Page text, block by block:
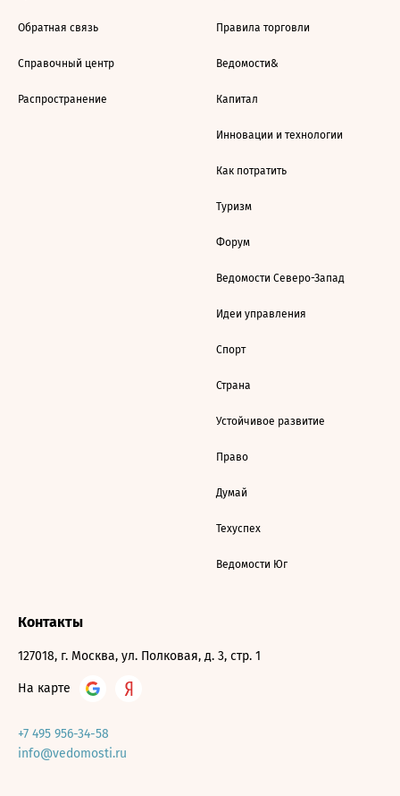
Обратная связь
Справочный центр
Распространение
Правила торговли
Ведомости&
Капитал
Инновации и технологии
Как потратить
Туризм
Форум
Ведомости Северо-Запад
Идеи управления
Спорт
Страна
Устойчивое развитие
Право
Думай
Техуспех
Ведомости Юг
Контакты
127018, г. Москва, ул. Полковая, д. 3, стр. 1
На карте
+7 495 956-34-58
info@vedomosti.ru